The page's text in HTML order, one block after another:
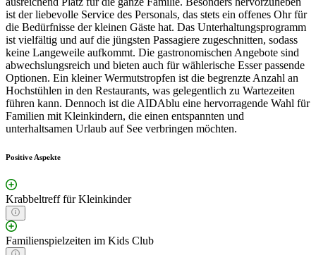
ist der liebevolle Service des Personals, das stets ein offenes Ohr für
die Bedürfnisse der kleinen Gäste hat. Das Unterhaltungsprogramm
ist vielfältig und auf die jüngsten Passagiere zugeschnitten, sodass
keine Langeweile aufkommt. Die gastronomischen Angebote sind
abwechslungsreich und bieten auch für wählerische Esser passende
Optionen. Ein kleiner Wermutstropfen ist die begrenzte Anzahl an
Hochstühlen in den Restaurants, was gelegentlich zu Wartezeiten
führen kann. Dennoch ist die AIDAblu eine hervorragende Wahl für
Familien mit Kleinkindern, die einen entspannten und
unterhaltsamen Urlaub auf See verbringen möchten.
Positive Aspekte
Krabbeltreff für Kleinkinder
Familienspielzeiten im Kids Club